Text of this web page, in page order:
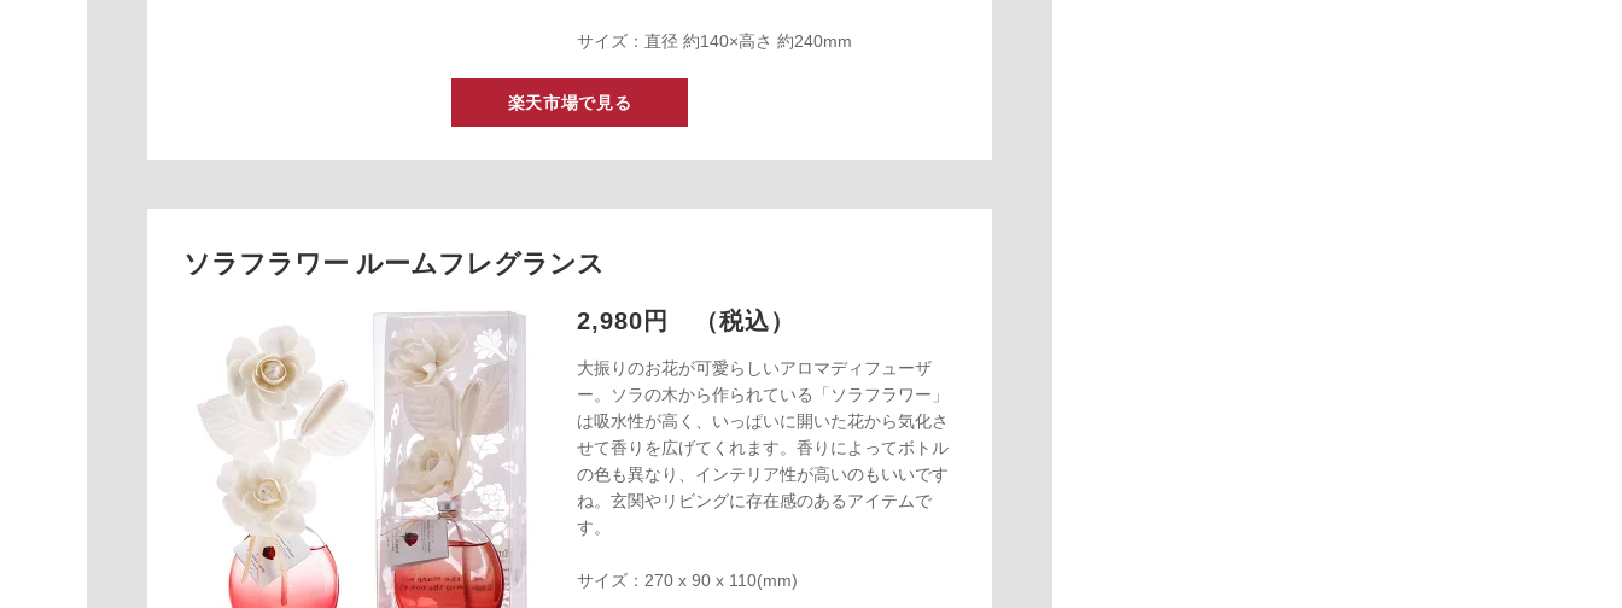
サイズ：直径 約140×高さ 約240mm
楽天市場で見る
ソラフラワー ルームフレグランス
2,980円 （税込）
大振りのお花が可愛らしいアロマディフューザ
ー。ソラの木から作られている「ソラフラワー」
は吸水性が高く、いっぱいに開いた花から気化さ
せて香りを広げてくれます。香りによってボトル
の色も異なり、インテリア性が高いのもいいです
ね。玄関やリビングに存在感のあるアイテムで
す。
サイズ：270 x 90 x 110(mm)